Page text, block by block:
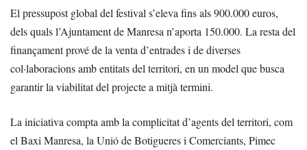
El pressupost global del festival s’eleva fins als 900.000 euros,
dels quals l’Ajuntament de Manresa n’aporta 150.000. La resta del
finançament prové de la venta d’entrades i de diverses
col·laboracions amb entitats del territori, en un model que busca
garantir la viabilitat del projecte a mitjà termini.
La iniciativa compta amb la complicitat d’agents del territori, com
el Baxi Manresa, la Unió de Botigueres i Comerciants, Pimec